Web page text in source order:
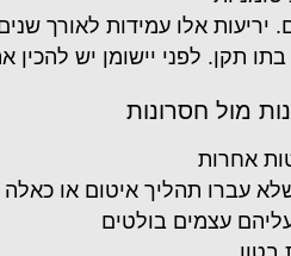
יריעות אלו עמידות לאורך
בתו תקן. לפני יישומן יש
מול חסרונות
אחרות
עברו תהליך איטום או
עצמים בולטים